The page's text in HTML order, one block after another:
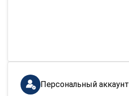
Персональный аккаунт